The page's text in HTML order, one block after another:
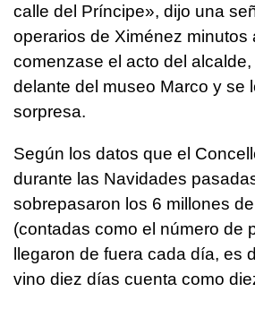
calle del Príncipe», dijo una
operarios de Ximénez minutos
comenzase el acto del
delante del museo Marco y se
sorpresa.
Según los datos que el
durante las Navidades
sobrepasaron los 6 millones
(contadas como el número de
llegaron de fuera cada día, es
vino diez días cuenta como